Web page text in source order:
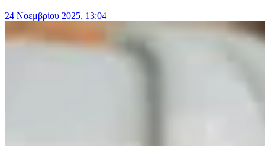
24 Νοεμβρίου 2025, 13:04